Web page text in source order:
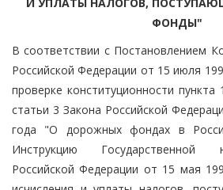
ФОНДЫ"
В соответствии с Постановлением
Российской Федерации от 15 июля
проверке конституционности
статьи 3 Закона Российской
года "О дорожных фондах в
Инструкцию Государственной
Российской Федерации от 15 мая